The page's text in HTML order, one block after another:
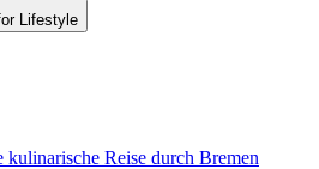
Lifestyle
kulinarische Reise durch Bremen